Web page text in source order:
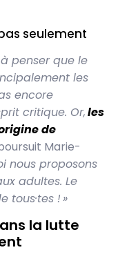
seulement
penser que le
les
encore
critique. Or,les
de
Marie-
nous proposons
adultes. Le
tous·tes ! »
la lutte